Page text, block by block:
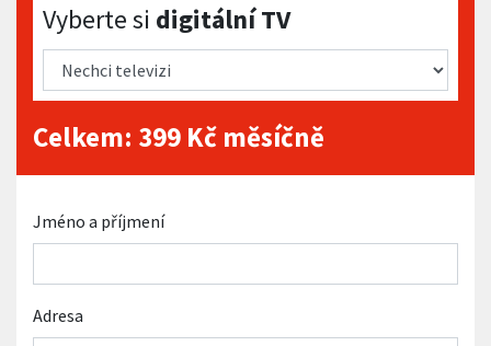
Vyberte si digitální TV
Vyberte si digitální TV
Celkem: 399 Kč měsíčně
Jméno a příjmení
Adresa